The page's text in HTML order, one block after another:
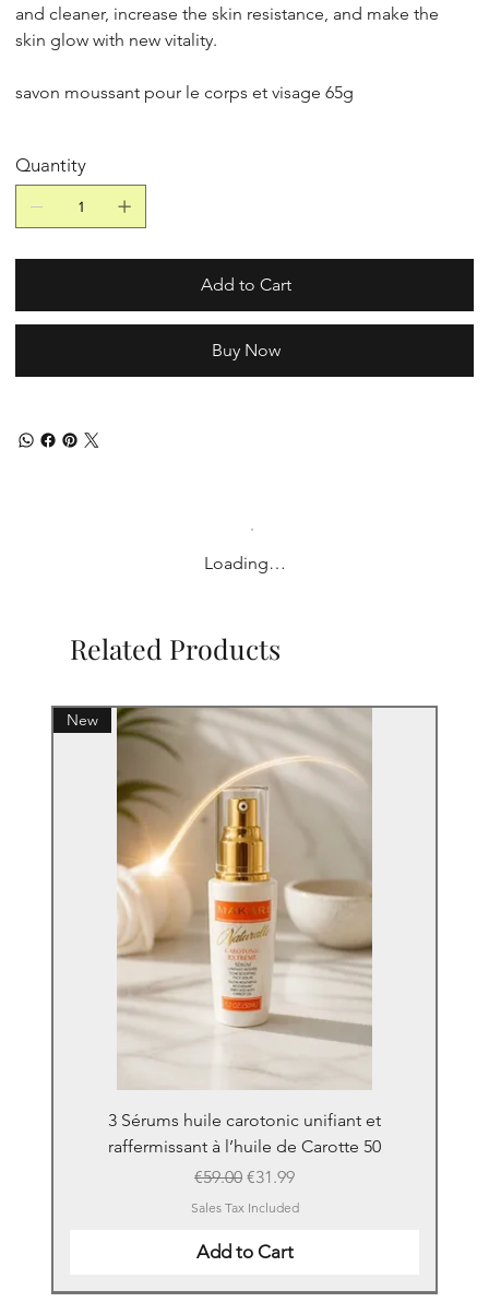
and cleaner, increase the skin resistance, and make the
skin glow with new vitality.
savon moussant pour le corps et visage 65g
Quantity
Add to Cart
Buy Now
Loading…
Related Products
New
3 Sérums huile carotonic unifiant et
raffermissant à l’huile de Carotte 50
Regular Price
€59.00 Sale Price
€31.99
Sales Tax Included
Add to Cart